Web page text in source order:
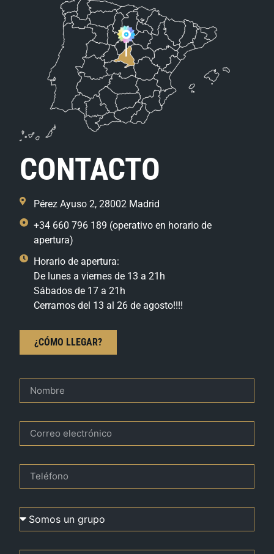
CONTACTO
Pérez Ayuso 2, 28002 Madrid
+34 660 796 189 (operativo en horario de
apertura)
Horario de apertura:
De lunes a viernes de 13 a 21h
Sábados de 17 a 21h
Cerramos del 13 al 26 de agosto!!!!
¿CÓMO LLEGAR?